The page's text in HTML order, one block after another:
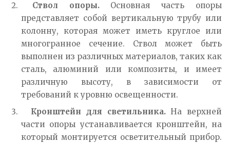
Ствол опоры.Основная часть опоры
представляет собой вертикальную трубу или
колонну, которая может иметь круглое или
многогранное сечение. Ствол может быть
выполнен из различных материалов, таких как
сталь, алюминий или композиты, и имеет
различную высоту, в зависимости от
требований к уровню освещенности.
Кронштейн для светильника.На верхней
части опоры устанавливается кронштейн, на
который монтируется осветительный прибор.